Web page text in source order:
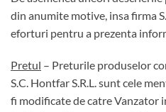
din anumite motive, insa firma
eforturi pentru a prezenta
Pretul – Preturile produselor
S.C. Hontfar S.R.L. sunt cele
fi modificate de catre Vanzator